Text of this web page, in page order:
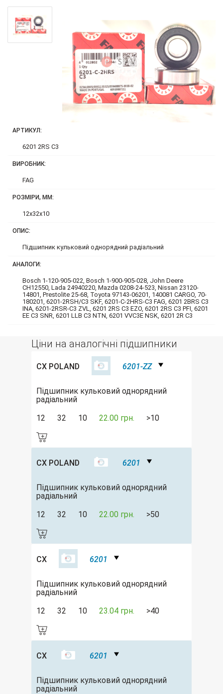
АРТИКУЛ:
6201 2RS C3
ВИРОБНИК:
FAG
РОЗМІРИ, ММ:
12x32x10
ОПИС:
Підшипник кульковий однорядний радіальний
АНАЛОГИ:
Bosch 1-120-905-022, Bosch 1-900-905-028, John Deere
CH12550, Lada 24940220, Mazda 0208-24-523, Nissan 23120-
14801, Prestolite 25-68, Toyota 97143-06201, 140081 CARGO, 70-
180201, 6201-2RSH/C3 SKF, 6201-C-2HRS-C3 FAG, 6201 2BRS C3
INA, 6201-2RSR-C3 ZVL, 6201 2RS C3 EZO, 6201 2RS C3 PFI, 6201
EE C3 SNR, 6201 LLB C3 NTN, 6201 VVC3E NSK, 6201 2R C3
Ціни на аналогічні підшипники
CX POLAND 6201-ZZ
Підшипник кульковий однорядний
радіальний
12
32 10 22.00 грн. >10
CX POLAND 6201
Підшипник кульковий однорядний
радіальний
12
32 10 22.00 грн. >50
CX 6201
Підшипник кульковий однорядний
радіальний
12
32 10 23.04 грн. >40
CX 6201
Підшипник кульковий однорядний
радіальний